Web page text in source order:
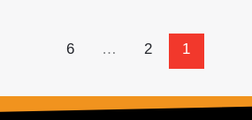
1
2
…
6